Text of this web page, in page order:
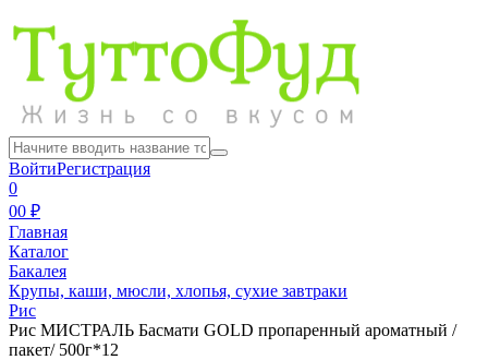
ВойтиРегистрация
0
00 ₽
Главная
Каталог
Бакалея
Крупы, каши, мюсли, хлопья, сухие завтраки
Рис
Рис МИСТРАЛЬ Басмати GOLD пропаренный ароматный /
пакет/ 500г*12